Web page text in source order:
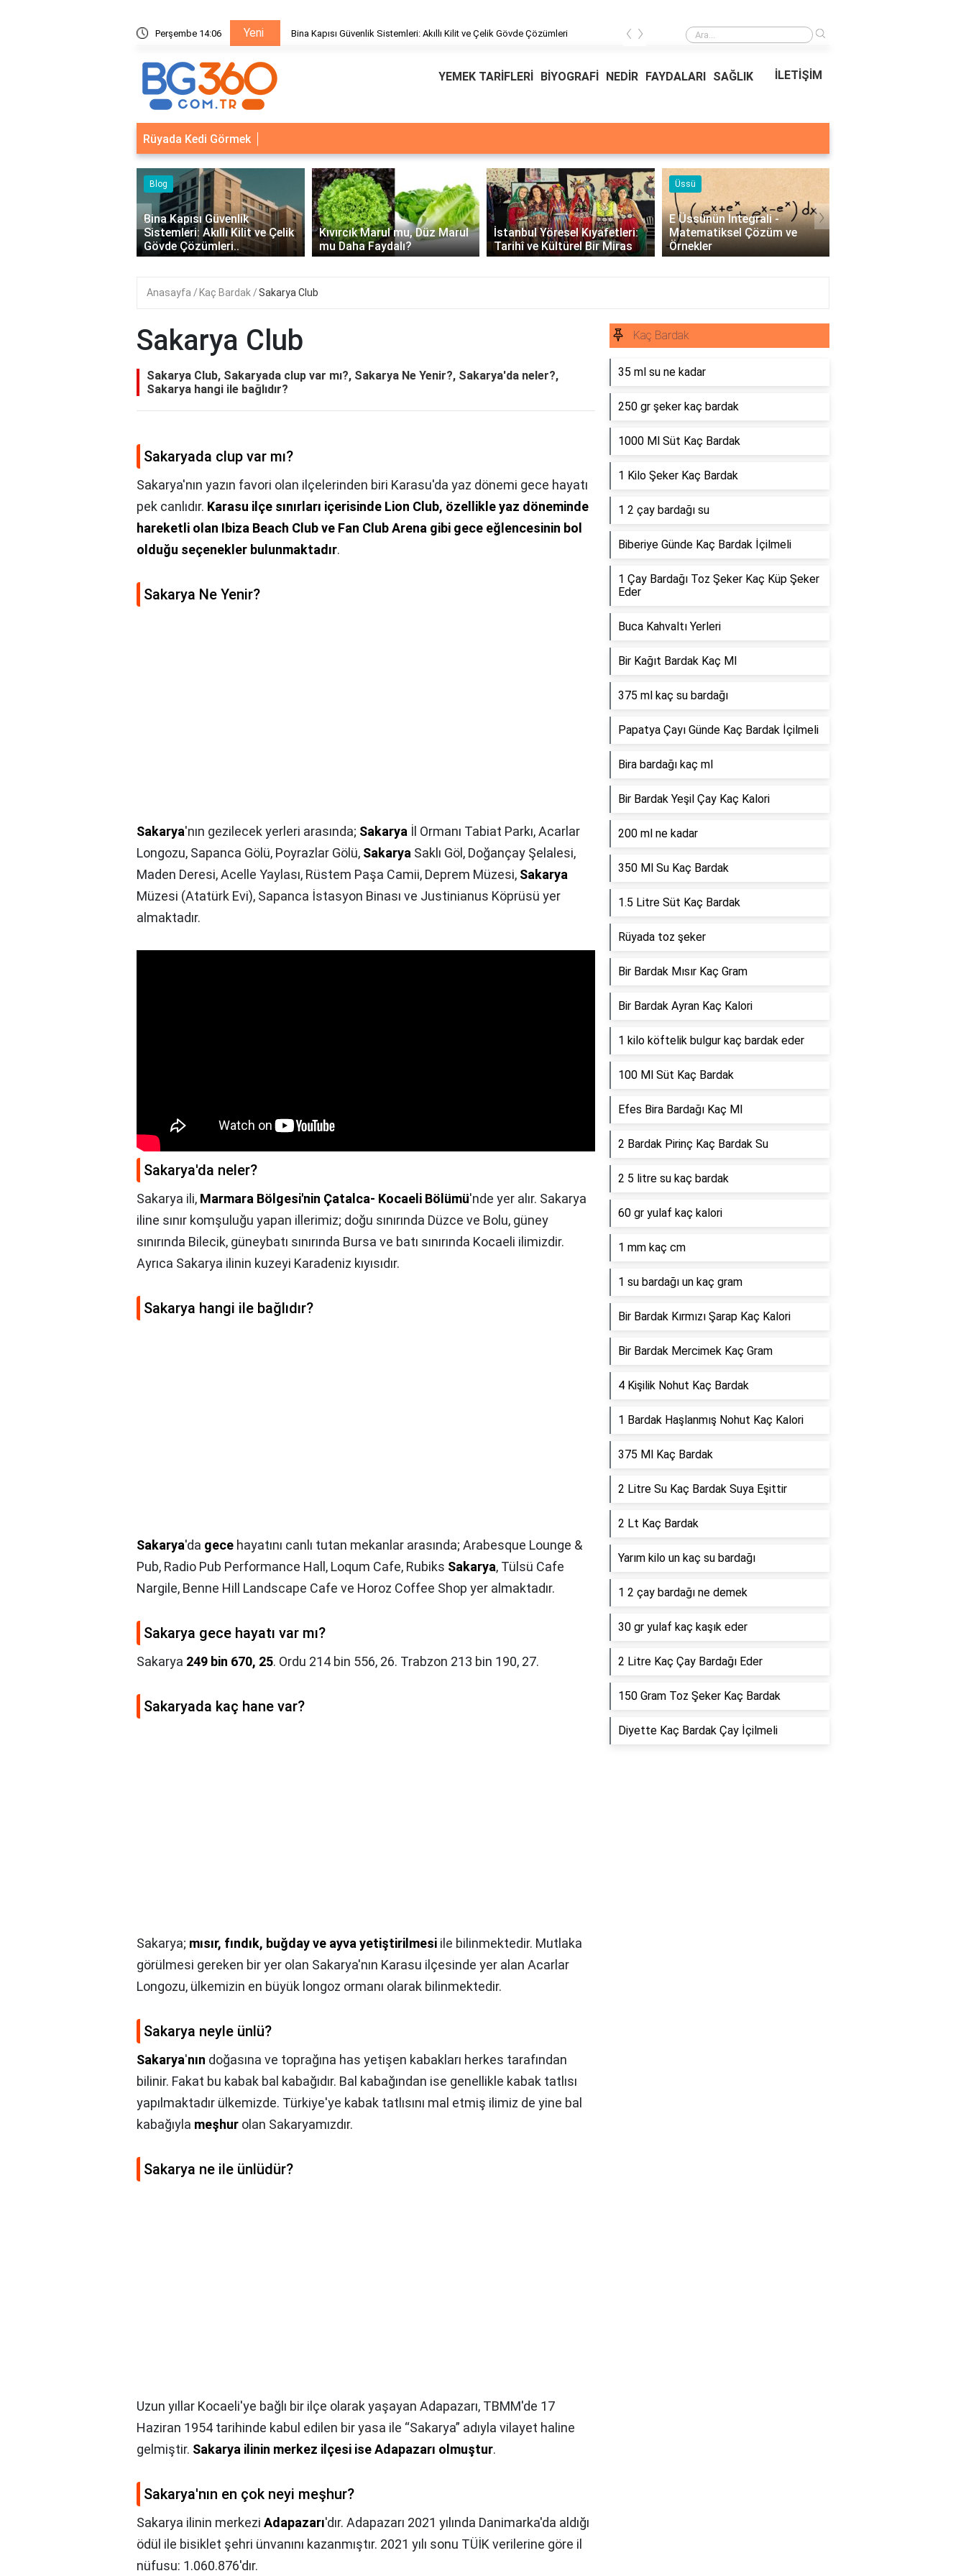
Perşembe 14:06 Yeni
Sistemleri: Akıllı Kilit ve Çelik Gövde Çözümleri Bina Kapısı Güvenlik Sistemleri: Akıllı Kilit ve Çelik Gövde Çözümleri Ödeal Müşteri Hizmetleri
‹ ›
YEMEK TARİFLERİ BİYOGRAFİ NEDİR FAYDALARI SAĞLIK İLETİŞİM
Rüyada Kedi Görmek
Kıvırcık Marul mu, Düz Marul
mu Daha Faydalı?
İstanbul Yöresel Kıyafetleri:
Tarihî ve Kültürel Bir Miras
Üssü
E Üssünün İntegrali -
Matematiksel Çözüm ve
Örnekler
Örnekleri
Profesyonel Kurumsal Mail
Örnekleri - İşletmeler İçin
Etkili İletişim..
‹ ›
Anasayfa Kaç Bardak Sakarya Club
Sakarya Club
Sakarya Club, Sakaryada clup var mı?, Sakarya Ne Yenir?, Sakarya'da neler?,
Sakarya hangi ile bağlıdır?
Sakaryada clup var mı?
Sakarya'nın yazın favori olan ilçelerinden biri Karasu'da yaz dönemi gece hayatı
pek canlıdır. Karasu ilçe sınırları içerisinde Lion Club, özellikle yaz döneminde
hareketli olan Ibiza Beach Club ve Fan Club Arena gibi gece eğlencesinin bol
olduğu seçenekler bulunmaktadır.
Sakarya Ne Yenir?
Sakarya'nın gezilecek yerleri arasında; Sakarya İl Ormanı Tabiat Parkı, Acarlar
Longozu, Sapanca Gölü, Poyrazlar Gölü, Sakarya Saklı Göl, Doğançay Şelalesi,
Maden Deresi, Acelle Yaylası, Rüstem Paşa Camii, Deprem Müzesi, Sakarya
Müzesi (Atatürk Evi), Sapanca İstasyon Binası ve Justinianus Köprüsü yer
almaktadır.
Sakarya'da neler?
Sakarya ili, Marmara Bölgesi'nin Çatalca- Kocaeli Bölümü'nde yer alır. Sakarya
iline sınır komşuluğu yapan illerimiz; doğu sınırında Düzce ve Bolu, güney
sınırında Bilecik, güneybatı sınırında Bursa ve batı sınırında Kocaeli ilimizdir.
Ayrıca Sakarya ilinin kuzeyi Karadeniz kıyısıdır.
Sakarya hangi ile bağlıdır?
Sakarya'da gece hayatını canlı tutan mekanlar arasında; Arabesque Lounge &
Pub, Radio Pub Performance Hall, Loqum Cafe, Rubiks Sakarya, Tülsü Cafe
Nargile, Benne Hill Landscape Cafe ve Horoz Coffee Shop yer almaktadır.
Sakarya gece hayatı var mı?
Sakarya 249 bin 670, 25. Ordu 214 bin 556, 26. Trabzon 213 bin 190, 27.
Sakaryada kaç hane var?
Sakarya; mısır, fındık, buğday ve ayva yetiştirilmesi ile bilinmektedir. Mutlaka
görülmesi gereken bir yer olan Sakarya'nın Karasu ilçesinde yer alan Acarlar
Longozu, ülkemizin en büyük longoz ormanı olarak bilinmektedir.
Sakarya neyle ünlü?
Sakarya'nın doğasına ve toprağına has yetişen kabakları herkes tarafından
bilinir. Fakat bu kabak bal kabağıdır. Bal kabağından ise genellikle kabak tatlısı
yapılmaktadır ülkemizde. Türkiye'ye kabak tatlısını mal etmiş ilimiz de yine bal
kabağıyla meşhur olan Sakaryamızdır.
Sakarya ne ile ünlüdür?
Uzun yıllar Kocaeli'ye bağlı bir ilçe olarak yaşayan Adapazarı, TBMM'de 17
Haziran 1954 tarihinde kabul edilen bir yasa ile “Sakarya” adıyla vilayet haline
gelmiştir. Sakarya ilinin merkez ilçesi ise Adapazarı olmuştur.
Sakarya'nın en çok neyi meşhur?
Sakarya ilinin merkezi Adapazarı'dır. Adapazarı 2021 yılında Danimarka'da aldığı
ödül ile bisiklet şehri ünvanını kazanmıştır. 2021 yılı sonu TÜİK verilerine göre il
nüfusu: 1.060.876'dır.
Kaç Bardak
35 ml su ne kadar
250 gr şeker kaç bardak
1000 Ml Süt Kaç Bardak
1 Kilo Şeker Kaç Bardak
1 2 çay bardağı su
Biberiye Günde Kaç Bardak İçilmeli
1 Çay Bardağı Toz Şeker Kaç Küp Şeker
Eder
Buca Kahvaltı Yerleri
Bir Kağıt Bardak Kaç Ml
375 ml kaç su bardağı
Papatya Çayı Günde Kaç Bardak İçilmeli
Bira bardağı kaç ml
Bir Bardak Yeşil Çay Kaç Kalori
200 ml ne kadar
350 Ml Su Kaç Bardak
1.5 Litre Süt Kaç Bardak
Rüyada toz şeker
Bir Bardak Mısır Kaç Gram
Bir Bardak Ayran Kaç Kalori
1 kilo köftelik bulgur kaç bardak eder
100 Ml Süt Kaç Bardak
Efes Bira Bardağı Kaç Ml
2 Bardak Pirinç Kaç Bardak Su
2 5 litre su kaç bardak
60 gr yulaf kaç kalori
1 mm kaç cm
1 su bardağı un kaç gram
Bir Bardak Kırmızı Şarap Kaç Kalori
Bir Bardak Mercimek Kaç Gram
4 Kişilik Nohut Kaç Bardak
1 Bardak Haşlanmış Nohut Kaç Kalori
375 Ml Kaç Bardak
2 Litre Su Kaç Bardak Suya Eşittir
2 Lt Kaç Bardak
Yarım kilo un kaç su bardağı
1 2 çay bardağı ne demek
30 gr yulaf kaç kaşık eder
2 Litre Kaç Çay Bardağı Eder
150 Gram Toz Şeker Kaç Bardak
Diyette Kaç Bardak Çay İçilmeli